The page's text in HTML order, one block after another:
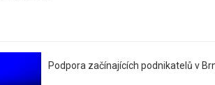
Podpora začínajících podnikatelů v